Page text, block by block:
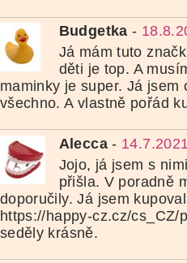
Budgetka -
Já mám tuto
děti je top. A
maminky je super. Já jsem
všechno. A vlastně pořád
Alecca-
Jojo, já jsem s
přišla. V poradně
doporučily. Já jsem
https://happy-cz.cz/cs_CZ/
seděly krásně.